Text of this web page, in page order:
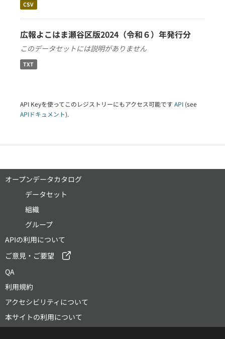
CSV
広報よこはま瀬谷区版2024（令和６）年発行分
このデータセットには説明がありません
TXT
API Keyを使ってこのレジストリーにもアクセス可能です API (see
APIドキュメント).
オープンデータカタログ
データセット
組織
グループ
APIの利用について
ご意見・ご要望
QA
利用規約
アクセシビリティについて
本サイトの利用について